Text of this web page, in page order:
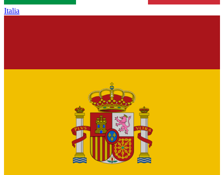
Italia